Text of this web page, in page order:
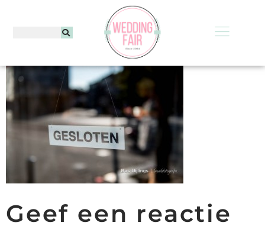
Geef een reactie